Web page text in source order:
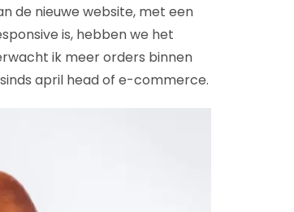
de nieuwe website, met een
is, hebben we het
ik meer orders binnen
april head of e-commerce.